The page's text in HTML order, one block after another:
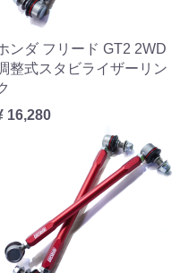
ンダ フリード GT2 2WD
整式スタビライザーリン
16,280